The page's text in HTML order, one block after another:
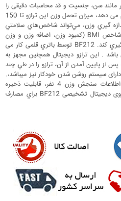
مانند سن، جنسیت و قد محاسبات دقیقی را
برای سنجش میزان چربی BMI انجام می دهد، میزان تحمل وزن این ترازو تا 150
‌گيري وزن، مي‌تواند شاخص‌هاي سلامتي
مثل ميزان چربي، درصد ماهيچه و شاخص BMI (کمبود وزن، اضافه وزن و وزن
ايده ‌آل متناسب با قد) را نيز اندازه ‌گيري کند. BF212 توسط باتري قلمی کار می
بالا 0.1 درصد می باشد . اين ترازو دیجیتال همچنین مجهز به
از پايين آمدن از آن، ترازو را در طي چند
سیستم روشن شدن خودکار نیز میباشد،.
این ترازو دیجیتال علاوه بر ذخیره اطلاعات سنجش وزن 4 نفر، قابلیت ذخیره
اطلاعات کاربر مهمان را نیز دارد، ترازوی دیجیتال تشخیصی BF212 براي مصارف